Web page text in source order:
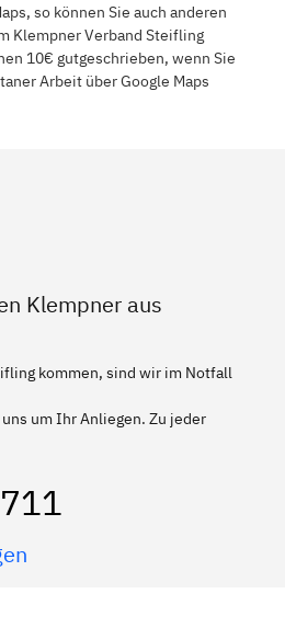
so können Sie auch anderen
Klempner Verband Steifling
10€ gutgeschrieben, wenn Sie
Arbeit über Google Maps
Klempner aus
kommen, sind wir im Notfall
um Ihr Anliegen. Zu jeder